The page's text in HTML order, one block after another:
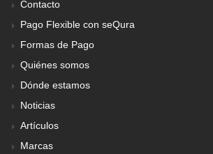
Contacto
Pago Flexible con seQura
Formas de Pago
Quiénes somos
Dónde estamos
Noticias
Artículos
Marcas